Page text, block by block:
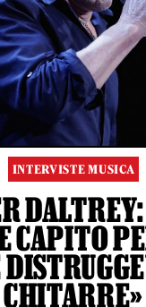
INTERVISTE MUSICA
CAPITO
CHITARRE»